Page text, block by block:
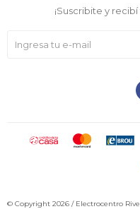
¡Suscribite y
© Copyright 2026 / Electrocentro